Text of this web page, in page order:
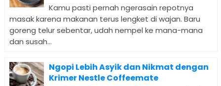
Kamu pasti pernah ngerasain repotnya
masak karena makanan terus lengket di wajan. Baru
goreng telur sebentar, udah nempel ke mana-mana
dan susah...
Ngopi Lebih Asyik dan Nikmat dengan
Krimer Nestle Coffeemate